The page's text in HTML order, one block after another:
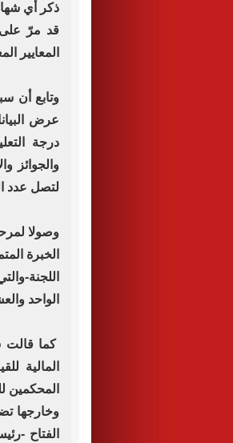
ذكر أي
المعايير
وتابع أن
درجة
والجوائز
لتصل عدد
وصولا
الخبرة
اللجنة-
الواحد
كما قالت
وخارجها
الفتاح -